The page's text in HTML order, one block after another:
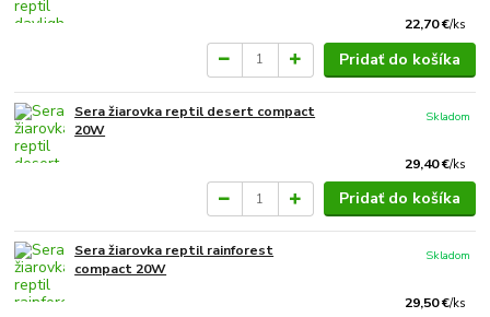
22,70 €/ks
Pridať do košíka
Sera žiarovka reptil desert compact
20W
29,40 €/ks
Skladom
Pridať do košíka
Sera žiarovka reptil rainforest
compact 20W
29,50 €/ks
Skladom